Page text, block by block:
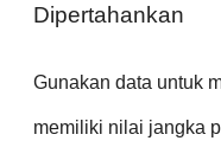
Dipertahankan
Gunakan data untuk
memiliki nilai jangka